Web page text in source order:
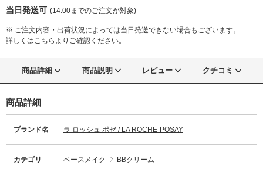
当日発送可 (14:00までのご注文が対象)
※ ご注文内容・出荷状況によっては当日発送できない場合もございます。
詳しくはこちら よりご確認ください。
商品詳細 商品説明 レビュー クチコミ
商品詳細
ブランド名 ラ ロッシュ ポゼ / LA ROCHE-POSAY
カテゴリ ベースメイク
BBクリーム